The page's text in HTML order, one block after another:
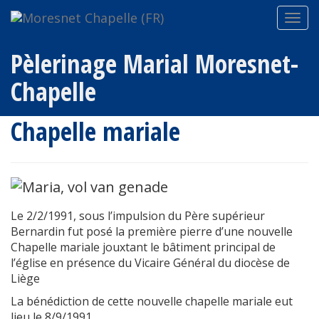
Pèlerinage Marial Moresnet-
Chapelle
Lieu de Pèlerinage Chapelle mariale
Chapelle mariale
Le 2/2/1991, sous l’impulsion du Père supérieur
Bernardin fut posé la première pierre d’une nouvelle
Chapelle mariale jouxtant le bâtiment principal de
l’église en présence du Vicaire Général du diocèse de
Liège
La bénédiction de cette nouvelle chapelle mariale eut